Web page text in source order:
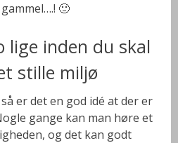
🙂
lige inden du skal
stille miljø
er det en god idé at der er
gange kan man høre et
og det kan godt